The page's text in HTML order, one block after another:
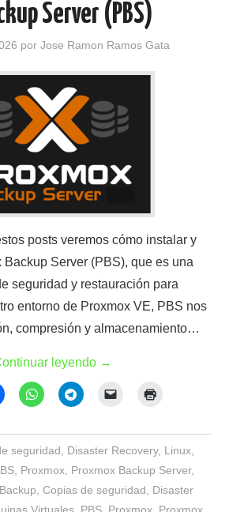
Server (PBS)
porJose Ramon Ramos Gata
posts veremos cómo instalar y
Backup Server (PBS), que es una
seguridad y restauración para
entorno de Proxmox VE, PBS nos
compresión y almacenamiento…
leyendo →
seguridad Disaster Recovery, Linux,
Proxmox Proxmox Backup Server,
Backup Copias de seguridad
Disaster